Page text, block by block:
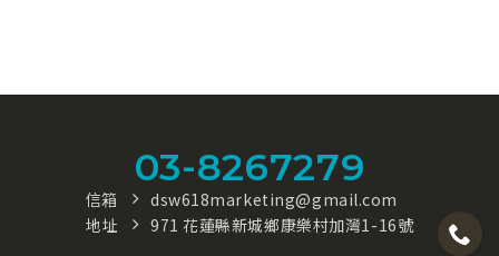
03-8267279
信箱
dsw618marketing@gmail.com
地址
971 花蓮縣新城鄉康樂村加灣1-16號